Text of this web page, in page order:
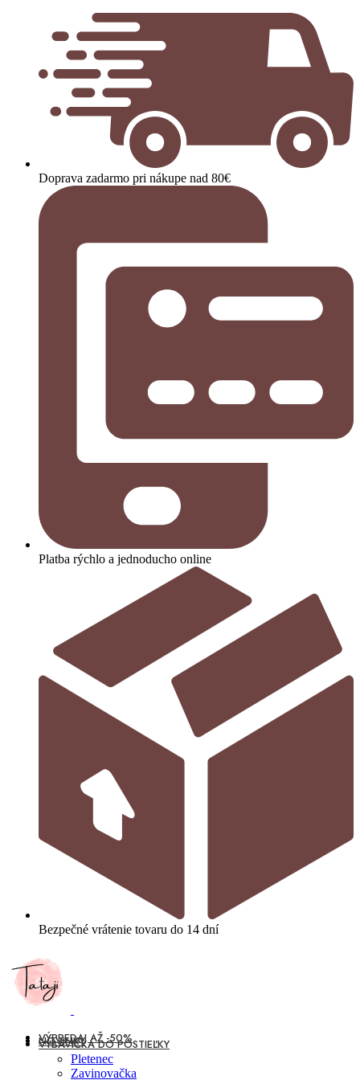
Doprava zadarmo pri nákupe nad 80€
Platba rýchlo a jednoducho online
Bezpečné vrátenie tovaru do 14 dní
VÝPREDAJ AŽ -50%
NOVINKY
VÝBAVIČKA DO POSTIEĽKY
Pletenec
Zavinovačka